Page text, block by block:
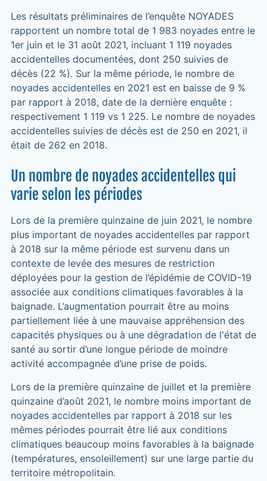
Les résultats préliminaires de l’enquête NOYADES
rapportent un nombre total de 1 983 noyades entre le
1er juin et le 31 août 2021, incluant 1 119 noyades
accidentelles documentées, dont 250 suivies de
décès (22 %). Sur la même période, le nombre de
noyades accidentelles en 2021 est en baisse de 9 %
par rapport à 2018, date de la dernière enquête :
respectivement 1 119 vs 1 225. Le nombre de noyades
accidentelles suivies de décès est de 250 en 2021, il
était de 262 en 2018.
Un nombre de noyades accidentelles qui
varie selon les périodes
Lors de la première quinzaine de juin 2021, le nombre
plus important de noyades accidentelles par rapport
à 2018 sur la même période est survenu dans un
contexte de levée des mesures de restriction
déployées pour la gestion de l’épidémie de COVID-19
associée aux conditions climatiques favorables à la
baignade. L’augmentation pourrait être au moins
partiellement liée à une mauvaise appréhension des
capacités physiques ou à une dégradation de l'état de
santé au sortir d’une longue période de moindre
activité accompagnée d’une prise de poids.
Lors de la première quinzaine de juillet et la première
quinzaine d’août 2021, le nombre moins important de
noyades accidentelles par rapport à 2018 sur les
mêmes périodes pourrait être lié aux conditions
climatiques beaucoup moins favorables à la baignade
(températures, ensoleillement) sur une large partie du
territoire métropolitain.